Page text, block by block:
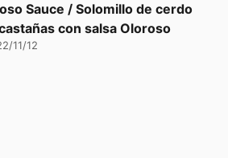
Sauce / Solomillo de cerdo
con salsa Oloroso
11/12